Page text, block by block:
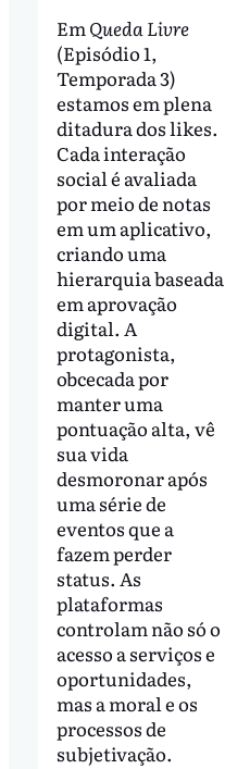
EmQueda Livre
(Episódio 1,
Temporada 3)
estamos em plena
ditadura dos likes.
Cada interação
social é avaliada
por meio de notas
em um aplicativo,
criando uma
hierarquia baseada
em aprovação
digital. A
protagonista,
obcecada por
manter uma
pontuação alta, vê
sua vida
desmoronar após
uma série de
eventos que a
fazem perder
status. As
plataformas
controlam não só o
acesso a serviços e
oportunidades,
mas a moral e os
processos de
subjetivação.